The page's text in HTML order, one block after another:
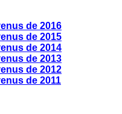
de 2016
de 2015
de 2014
de 2013
de 2012
de 2011